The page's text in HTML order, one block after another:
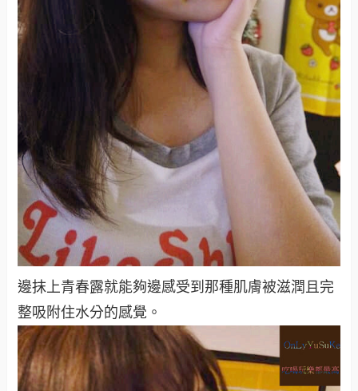
邊抹上青春露就能夠邊感受到那種肌膚被滋潤且完
整吸附住水分的感覺。